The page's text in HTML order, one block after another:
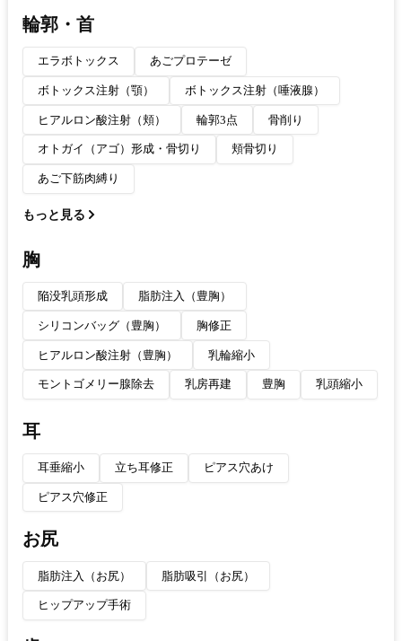
輪郭・首
エラボトックス あごプロテーゼ
ボトックス注射（顎） ボトックス注射（唾液腺）
ヒアルロン酸注射（頬） 輪郭3点 骨削り
オトガイ（アゴ）形成・骨切り 頬骨切り
あご下筋肉縛り
もっと見る
胸
陥没乳頭形成 脂肪注入（豊胸）
シリコンバッグ（豊胸） 胸修正
ヒアルロン酸注射（豊胸） 乳輪縮小
モントゴメリー腺除去 乳房再建 豊胸 乳頭縮小
耳
耳垂縮小 立ち耳修正 ピアス穴あけ
ピアス穴修正
お尻
脂肪注入（お尻） 脂肪吸引（お尻）
ヒップアップ手術